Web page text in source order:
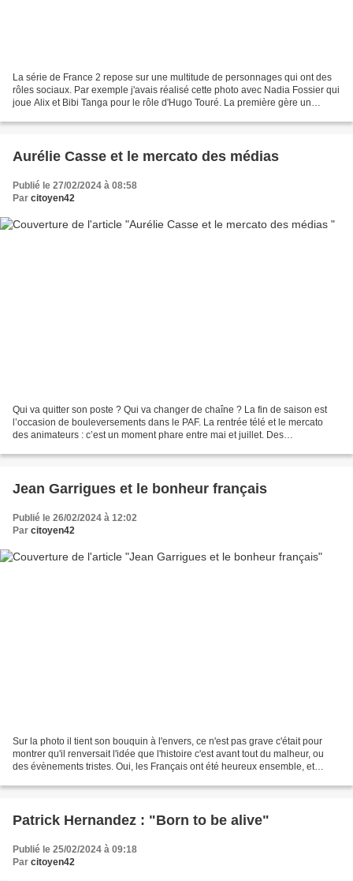
La série de France 2 repose sur une multitude de personnages qui ont des
rôles sociaux. Par exemple j'avais réalisé cette photo avec Nadia Fossier qui
joue Alix et Bibi Tanga pour le rôle d'Hugo Touré. La première gère un
Aurélie Casse et le mercato des médias
Publié le 27/02/2024 à 08:58
Par citoyen42
Qui va quitter son poste ? Qui va changer de chaîne ? La fin de saison est
l’occasion de bouleversements dans le PAF. La rentrée télé et le mercato
des animateurs : c’est un moment phare entre mai et juillet. Des
Jean Garrigues et le bonheur français
Publié le 26/02/2024 à 12:02
Par citoyen42
Sur la photo il tient son bouquin à l'envers, ce n'est pas grave c'était pour
montrer qu'il renversait l'idée que l'histoire c'est avant tout du malheur, ou
des évènements tristes. Oui, les Français ont été heureux ensemble, et
Patrick Hernandez : "Born to be alive"
Publié le 25/02/2024 à 09:18
Par citoyen42